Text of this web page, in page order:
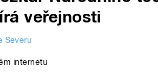
veřejnosti
Severu
internetu